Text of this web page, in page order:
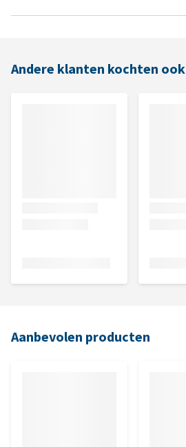
Andere klanten kochten ook
Aanbevolen producten